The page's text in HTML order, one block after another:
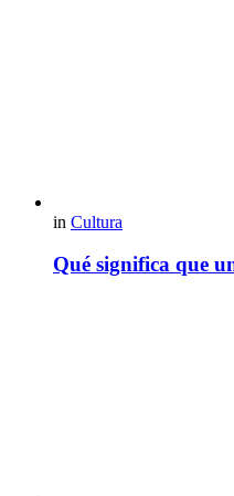
in Cultura
Qué significa que